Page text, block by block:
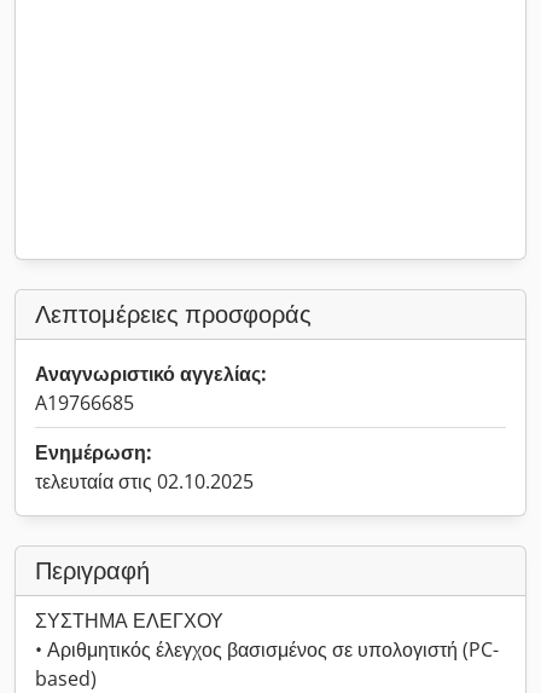
Λεπτομέρειες προσφοράς
Αναγνωριστικό αγγελίας:
A19766685
Ενημέρωση:
τελευταία στις 02.10.2025
Περιγραφή
ΣΥΣΤΗΜΑ ΕΛΕΓΧΟΥ
• Αριθμητικός έλεγχος βασισμένος σε υπολογιστή (PC-
based)